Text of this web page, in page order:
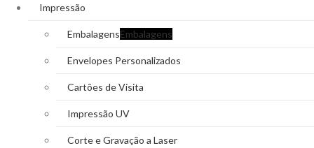
Impressão
EmbalagensEmbalagens
Envelopes Personalizados
Cartões de Visita
Impressão UV
Corte e Gravação a Laser